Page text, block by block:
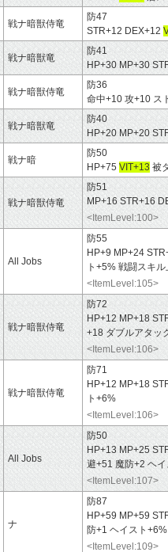
戦ナ暗獣侍竜
防47
STR+12 DEX+12
戦ナ暗獣竜
防41
HP+30 MP+30
戦ナ暗獣侍竜
防36
命中+10 攻+10 ス
戦ナ暗獣竜
防40
HP+20 MP+20
戦ナ暗
防50
HP+75 VIT+13 被
戦ナ暗獣侍竜
防51
MP+16 STR+16
<ItemLevel:100>
All Jobs
防55
HP+9 MP+24
ト+5% 戦闘スキ
<ItemLevel:105>
戦ナ暗獣侍竜
防72
HP+12 MP+18
+18 ダブルアタッ
<ItemLevel:106>
戦ナ暗獣侍竜
防71
HP+12 MP+18
ト+6%
<ItemLevel:106>
All Jobs
防50
HP+13 MP+25
避+51 魔防+2 ヘ
<ItemLevel:107>
ナ
防87
HP+59 MP+59
防+1 ヘイスト
<ItemLevel:109>